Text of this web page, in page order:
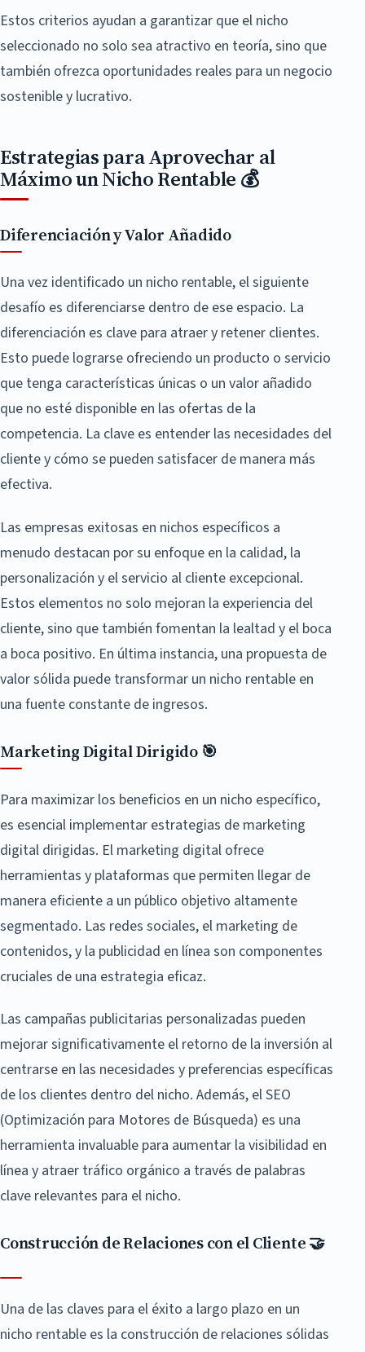
Estos criterios ayudan a garantizar que el nicho
seleccionado no solo sea atractivo en teoría, sino que
también ofrezca oportunidades reales para un negocio
sostenible y lucrativo.
Estrategias para Aprovechar al
Máximo un Nicho Rentable 💰
Diferenciación y Valor Añadido
Una vez identificado un nicho rentable, el siguiente
desafío es diferenciarse dentro de ese espacio. La
diferenciación es clave para atraer y retener clientes.
Esto puede lograrse ofreciendo un producto o servicio
que tenga características únicas o un valor añadido
que no esté disponible en las ofertas de la
competencia. La clave es entender las necesidades del
cliente y cómo se pueden satisfacer de manera más
efectiva.
Las empresas exitosas en nichos específicos a
menudo destacan por su enfoque en la calidad, la
personalización y el servicio al cliente excepcional.
Estos elementos no solo mejoran la experiencia del
cliente, sino que también fomentan la lealtad y el boca
a boca positivo. En última instancia, una propuesta de
valor sólida puede transformar un nicho rentable en
una fuente constante de ingresos.
Marketing Digital Dirigido 🎯
Para maximizar los beneficios en un nicho específico,
es esencial implementar estrategias de marketing
digital dirigidas. El marketing digital ofrece
herramientas y plataformas que permiten llegar de
manera eficiente a un público objetivo altamente
segmentado. Las redes sociales, el marketing de
contenidos, y la publicidad en línea son componentes
cruciales de una estrategia eficaz.
Las campañas publicitarias personalizadas pueden
mejorar significativamente el retorno de la inversión al
centrarse en las necesidades y preferencias específicas
de los clientes dentro del nicho. Además, el SEO
(Optimización para Motores de Búsqueda) es una
herramienta invaluable para aumentar la visibilidad en
línea y atraer tráfico orgánico a través de palabras
clave relevantes para el nicho.
Construcción de Relaciones con el Cliente 🤝
Una de las claves para el éxito a largo plazo en un
nicho rentable es la construcción de relaciones sólidas